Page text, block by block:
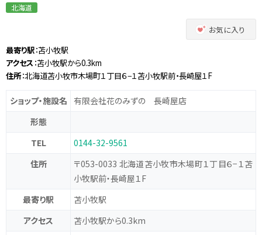
北海道
お気に入り
最寄り駅：苫小牧駅
アクセス ：苫小牧駅から0.3km
住所：北海道苫小牧市木場町１丁目６−１苫小牧駅前・長崎屋１F
ショップ・施設名 有限会社花のみずの 長崎屋店
形態
TEL
0144-32-9561
住所
〒053-0033 北海道苫小牧市木場町１丁目６−１苫
小牧駅前・長崎屋１F
最寄り駅
苫小牧駅
アクセス
苫小牧駅から0.3km